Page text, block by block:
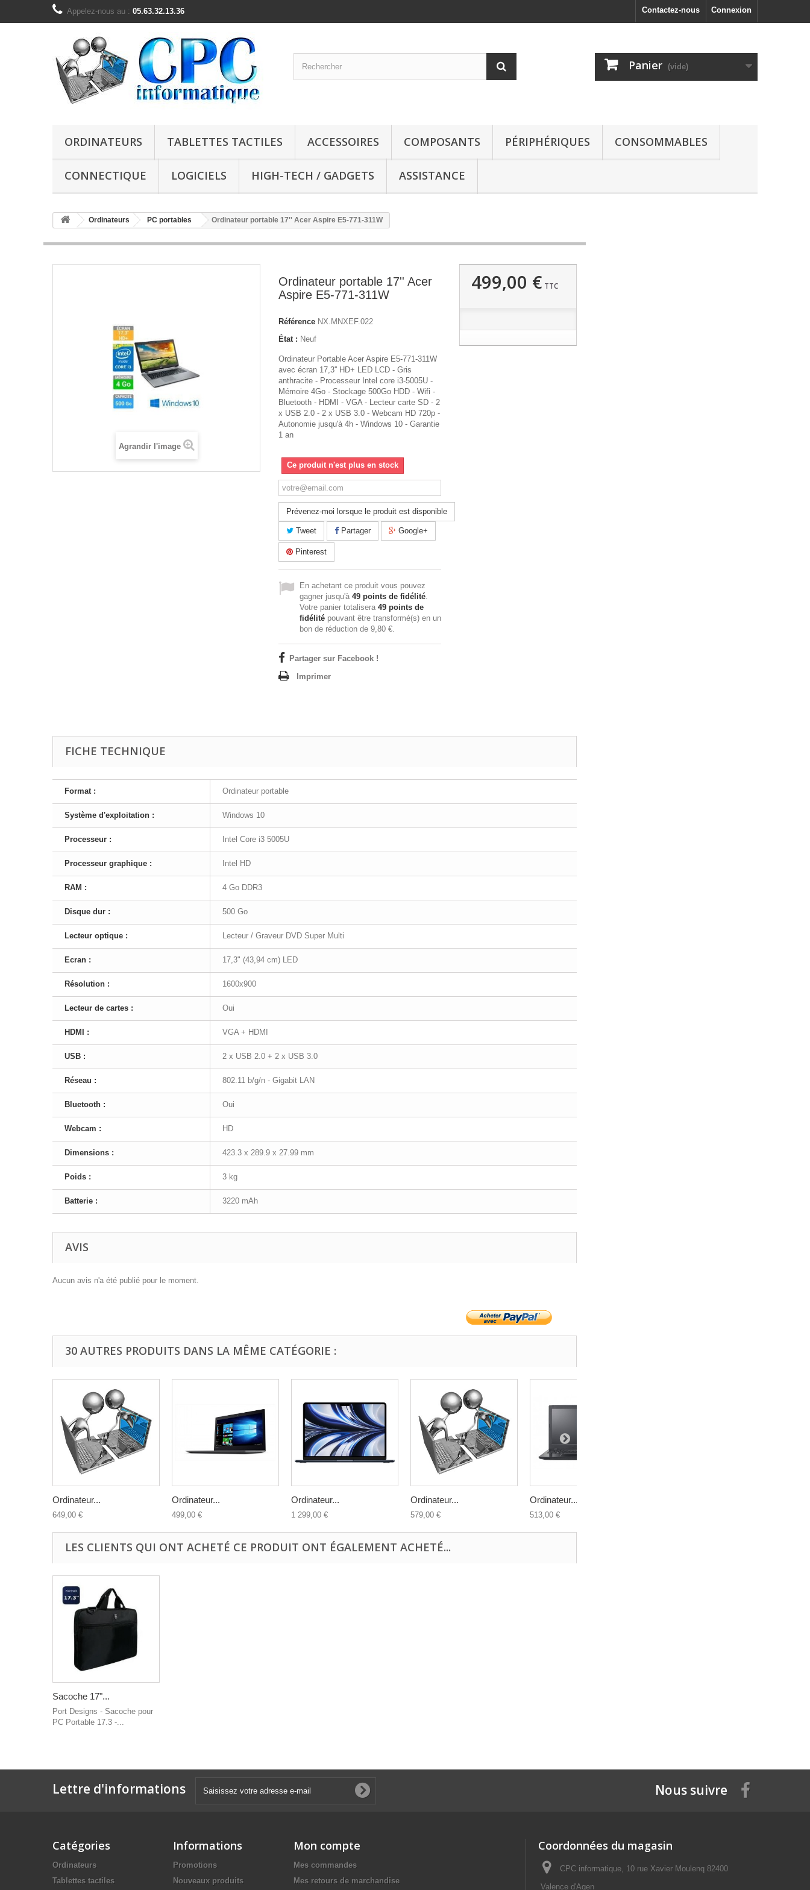
Connexion
Contactez-nous
Appelez-nous au : 05.63.32.13.36
Panier (vide)
ORDINATEURS TABLETTES TACTILES ACCESSOIRES COMPOSANTS PÉRIPHÉRIQUES CONSOMMABLES
CONNECTIQUE LOGICIELS HIGH-TECH / GADGETS ASSISTANCE
Ordinateurs PC portables Ordinateur portable 17'' Acer Aspire E5-771-311W
Agrandir l'image
Ordinateur portable 17'' Acer
Aspire E5-771-311W
Référence NX.MNXEF.022
État : Neuf
Ordinateur Portable Acer Aspire E5-771-311W
avec écran 17,3'' HD+ LED LCD - Gris
anthracite - Processeur Intel core i3-5005U -
Mémoire 4Go - Stockage 500Go HDD - Wifi -
Bluetooth - HDMI - VGA - Lecteur carte SD - 2
x USB 2.0 - 2 x USB 3.0 - Webcam HD 720p -
Autonomie jusqu'à 4h - Windows 10 - Garantie
1 an
Ce produit n'est plus en stock
Prévenez-moi lorsque le produit est disponible
Tweet Partager Google+
Pinterest
En achetant ce produit vous pouvez
gagner jusqu'à 49 points de fidélité.
Votre panier totalisera 49 points de
fidélité pouvant être transformé(s) en un
bon de réduction de 9,80 €.
Partager sur Facebook !
Imprimer
499,00 € TTC
FICHE TECHNIQUE
Format : Ordinateur portable
Système d'exploitation : Windows 10
Processeur : Intel Core i3 5005U
Processeur graphique : Intel HD
RAM : 4 Go DDR3
Disque dur : 500 Go
Lecteur optique : Lecteur / Graveur DVD Super Multi
Ecran : 17,3" (43,94 cm) LED
Résolution : 1600x900
Lecteur de cartes : Oui
HDMI : VGA + HDMI
USB : 2 x USB 2.0 + 2 x USB 3.0
Réseau : 802.11 b/g/n - Gigabit LAN
Bluetooth : Oui
Webcam : HD
Dimensions : 423.3 x 289.9 x 27.99 mm
Poids : 3 kg
Batterie : 3220 mAh
AVIS
Aucun avis n'a été publié pour le moment.
30 AUTRES PRODUITS DANS LA MÊME CATÉGORIE :
Ordinateur...
649,00 €
Ordinateur...
499,00 €
Ordinateur...
1 299,00 €
Ordinateur...
579,00 €
Ordinateur...
513,00 €
LES CLIENTS QUI ONT ACHETÉ CE PRODUIT ONT ÉGALEMENT ACHETÉ...
Sacoche 17"...
Port Designs - Sacoche pour
PC Portable 17.3 -...
Lettre d'informations Nous suivre
Catégories
Ordinateurs
Tablettes tactiles
Informations
Promotions
Nouveaux produits
Mon compte
Mes commandes
Mes retours de marchandise
Coordonnées du magasin
CPC informatique, 10 rue Xavier Moulenq 82400
Valence d'Agen